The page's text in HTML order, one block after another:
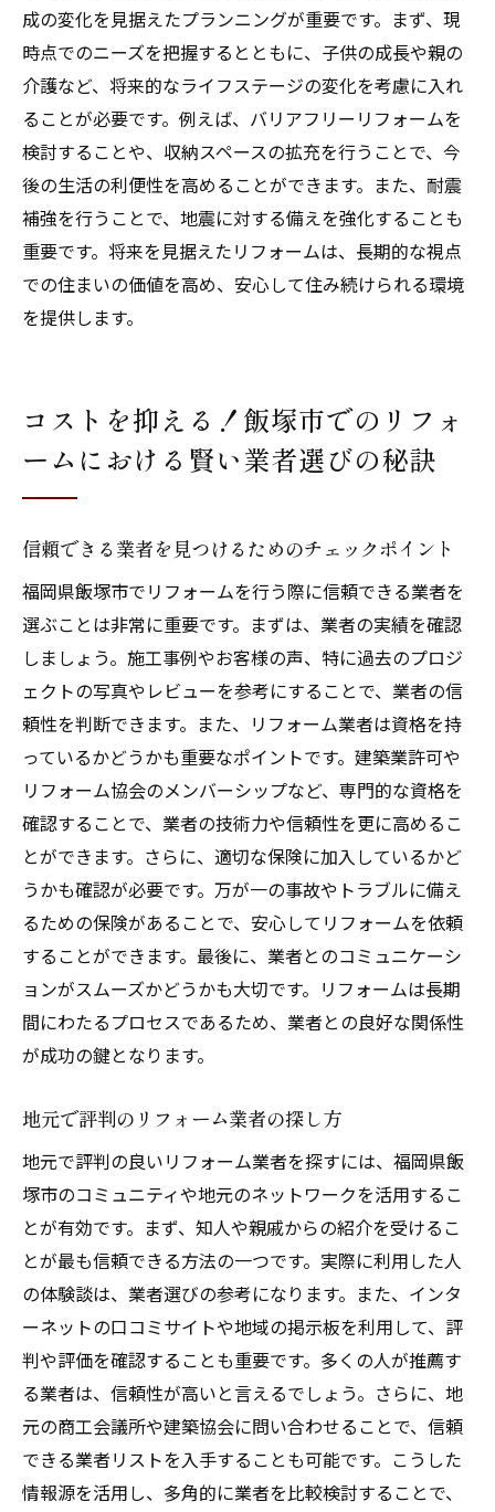
成の変化を見据えたプランニングが重要です。まず、現
時点でのニーズを把握するとともに、子供の成長や親の
介護など、将来的なライフステージの変化を考慮に入れ
ることが必要です。例えば、バリアフリーリフォームを
検討することや、収納スペースの拡充を行うことで、今
後の生活の利便性を高めることができます。また、耐震
補強を行うことで、地震に対する備えを強化することも
重要です。将来を見据えたリフォームは、長期的な視点
での住まいの価値を高め、安心して住み続けられる環境
を提供します。
コストを抑える！飯塚市でのリフォ
ームにおける賢い業者選びの秘訣
信頼できる業者を見つけるためのチェックポイント
福岡県飯塚市でリフォームを行う際に信頼できる業者を
選ぶことは非常に重要です。まずは、業者の実績を確認
しましょう。施工事例やお客様の声、特に過去のプロジ
ェクトの写真やレビューを参考にすることで、業者の信
頼性を判断できます。また、リフォーム業者は資格を持
っているかどうかも重要なポイントです。建築業許可や
リフォーム協会のメンバーシップなど、専門的な資格を
確認することで、業者の技術力や信頼性を更に高めるこ
とができます。さらに、適切な保険に加入しているかど
うかも確認が必要です。万が一の事故やトラブルに備え
るための保険があることで、安心してリフォームを依頼
することができます。最後に、業者とのコミュニケーシ
ョンがスムーズかどうかも大切です。リフォームは長期
間にわたるプロセスであるため、業者との良好な関係性
が成功の鍵となります。
地元で評判のリフォーム業者の探し方
地元で評判の良いリフォーム業者を探すには、福岡県飯
塚市のコミュニティや地元のネットワークを活用するこ
とが有効です。まず、知人や親戚からの紹介を受けるこ
とが最も信頼できる方法の一つです。実際に利用した人
の体験談は、業者選びの参考になります。また、インタ
ーネットの口コミサイトや地域の掲示板を利用して、評
判や評価を確認することも重要です。多くの人が推薦す
る業者は、信頼性が高いと言えるでしょう。さらに、地
元の商工会議所や建築協会に問い合わせることで、信頼
できる業者リストを入手することも可能です。こうした
情報源を活用し、多角的に業者を比較検討することで、